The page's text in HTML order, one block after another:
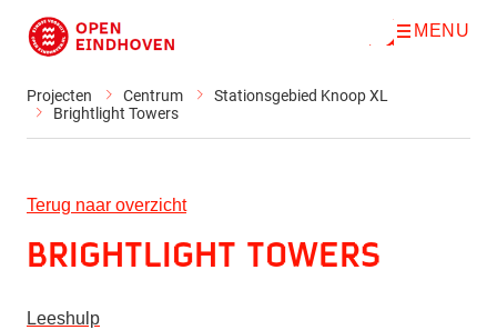
Direct naar de inhoud
O
n
MENU
Projecten Centrum
Stationsgebied Knoop XL
Brightlight Towers
Terug naar overzicht
Brightlight Towers
Leeshulp